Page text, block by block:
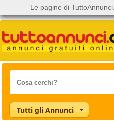
Tutti gli Annunci
Le pagine di